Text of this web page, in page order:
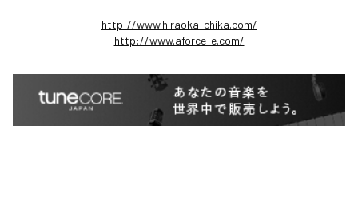
http://www.hiraoka-chika.com/
http://www.aforce-e.com/